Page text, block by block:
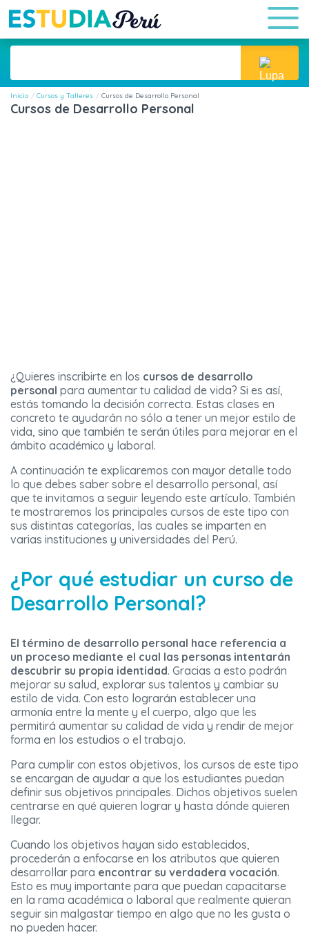
Inicio Cursos y Talleres Cursos de Desarrollo Personal
Cursos de Desarrollo Personal
¿Quieres inscribirte en los cursos de desarrollo
personal para aumentar tu calidad de vida? Si es así,
estás tomando la decisión correcta. Estas clases en
concreto te ayudarán no sólo a tener un mejor estilo de
vida, sino que también te serán útiles para mejorar en el
ámbito académico y laboral.
A continuación te explicaremos con mayor detalle todo
lo que debes saber sobre el desarrollo personal, así
que te invitamos a seguir leyendo este artículo. También
te mostraremos los principales cursos de este tipo con
sus distintas categorías, las cuales se imparten en
varias instituciones y universidades del Perú.
¿Por qué estudiar un curso de
Desarrollo Personal?
El término de desarrollo personal hace referencia a
un proceso mediante el cual las personas intentarán
descubrir su propia identidad. Gracias a esto podrán
mejorar su salud, explorar sus talentos y cambiar su
estilo de vida. Con esto lograrán establecer una
armonía entre la mente y el cuerpo, algo que les
permitirá aumentar su calidad de vida y rendir de mejor
forma en los estudios o el trabajo.
Para cumplir con estos objetivos, los cursos de este tipo
se encargan de ayudar a que los estudiantes puedan
definir sus objetivos principales. Dichos objetivos suelen
centrarse en qué quieren lograr y hasta dónde quieren
llegar.
Cuando los objetivos hayan sido establecidos,
procederán a enfocarse en los atributos que quieren
desarrollar para encontrar su verdadera vocación.
Esto es muy importante para que puedan capacitarse
en la rama académica o laboral que realmente quieran
seguir sin malgastar tiempo en algo que no les gusta o
no pueden hacer.